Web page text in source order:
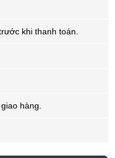
khi thanh toán.
hàng.